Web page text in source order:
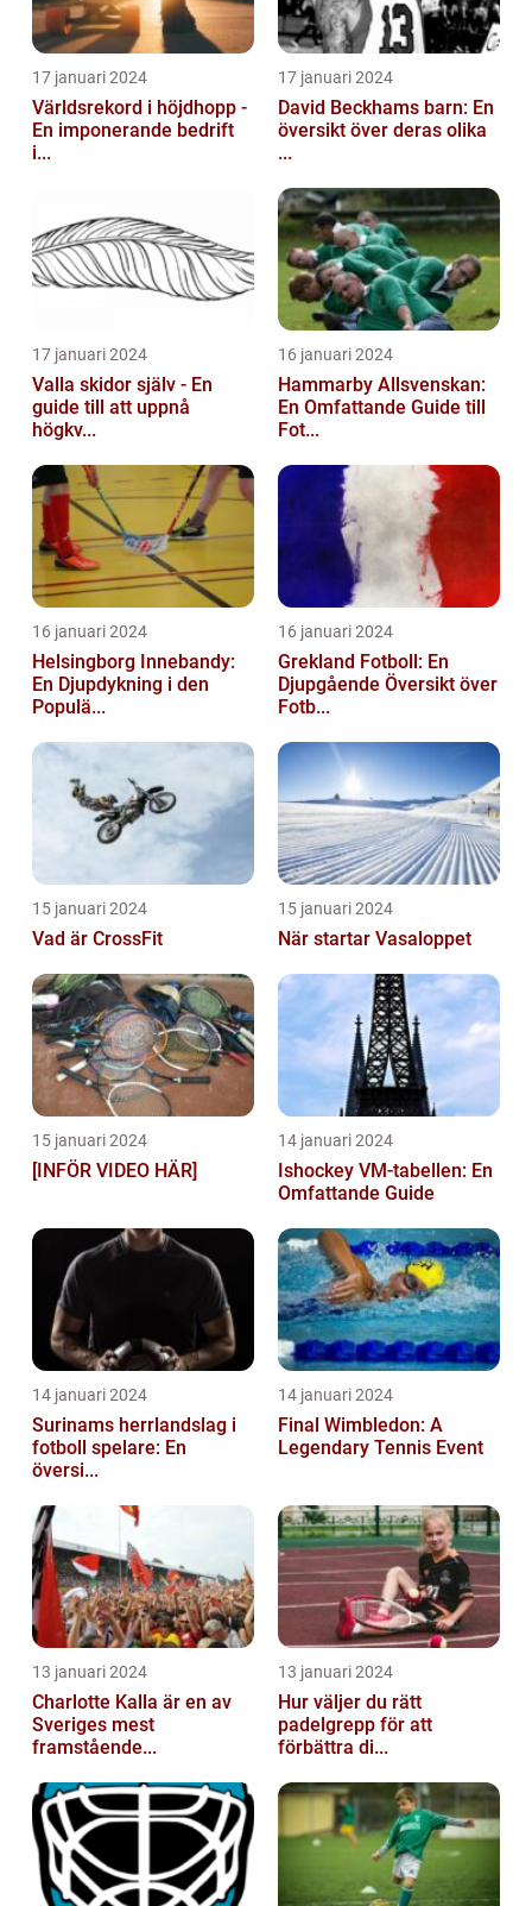
17 januari 2024
Världsrekord i höjdhopp -
En imponerande bedrift
i...
17 januari 2024
David Beckhams barn: En
översikt över deras olika
...
17 januari 2024
Valla skidor själv - En
guide till att uppnå
högkv...
16 januari 2024
Hammarby Allsvenskan:
En Omfattande Guide till
Fot...
16 januari 2024
Helsingborg Innebandy:
En Djupdykning i den
Populä...
16 januari 2024
Grekland Fotboll: En
Djupgående Översikt över
Fotb...
15 januari 2024
Vad är CrossFit
15 januari 2024
När startar Vasaloppet
15 januari 2024
[INFÖR VIDEO HÄR]
14 januari 2024
Ishockey VM-tabellen: En
Omfattande Guide
14 januari 2024
Surinams herrlandslag i
fotboll spelare: En
översi...
14 januari 2024
Final Wimbledon: A
Legendary Tennis Event
13 januari 2024
Charlotte Kalla är en av
Sveriges mest
framstående...
13 januari 2024
Hur väljer du rätt
padelgrepp för att
förbättra di...